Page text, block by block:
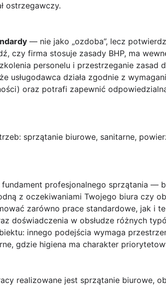
ostrzegawczy.
— nie jako „ozdoba”, lecz
czy firma stosuje zasady BHP, ma
personelu i przestrzeganie zasad
usługodawca działa zgodnie z
oraz potrafi zapewnić
sprzątanie biurowe, sanitarne,
profesjonalnego sprzątania —
z oczekiwaniami Twojego biura czy
zarówno prace standardowe, jak i te
doświadczenia w obsłudze różnych
innego podejścia wymaga
gdzie higiena ma charakter
realizowane jest sprzątanie biurowe,